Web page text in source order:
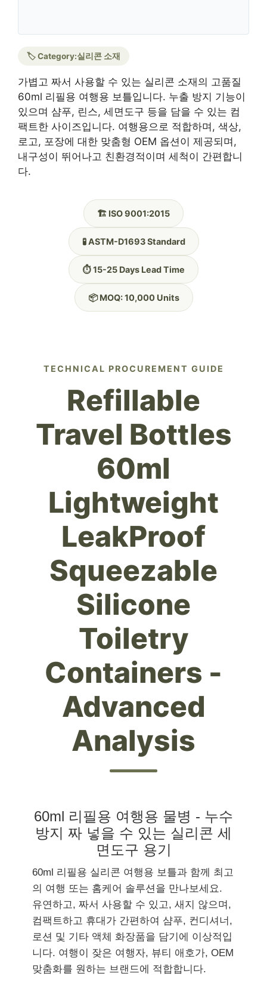
🏷️ Category:실리콘 소재
가볍고 짜서 사용할 수 있는 실리콘 소재의 고품질
60ml 리필용 여행용 보틀입니다. 누출 방지 기능이
있으며 샴푸, 린스, 세면도구 등을 담을 수 있는 컴
팩트한 사이즈입니다. 여행용으로 적합하며, 색상,
로고, 포장에 대한 맞춤형 OEM 옵션이 제공되며,
내구성이 뛰어나고 친환경적이며 세척이 간편합니
다.
🏗️ ISO 9001:2015
🧪 ASTM-D1693 Standard
⏱️ 15-25 Days Lead Time
📦 MOQ: 10,000 Units
TECHNICAL PROCUREMENT GUIDE
Refillable
Travel Bottles
60ml
Lightweight
LeakProof
Squeezable
Silicone
Toiletry
Containers -
Advanced
Analysis
60ml 리필용 여행용 물병 - 누수
방지 짜 넣을 수 있는 실리콘 세
면도구 용기
60ml 리필용 실리콘 여행용 보틀과 함께 최고
의 여행 또는 홈케어 솔루션을 만나보세요.
유연하고, 짜서 사용할 수 있고, 새지 않으며,
컴팩트하고 휴대가 간편하여 샴푸, 컨디셔너,
로션 및 기타 액체 화장품을 담기에 이상적입
니다. 여행이 잦은 여행자, 뷰티 애호가, OEM
맞춤화를 원하는 브랜드에 적합합니다.